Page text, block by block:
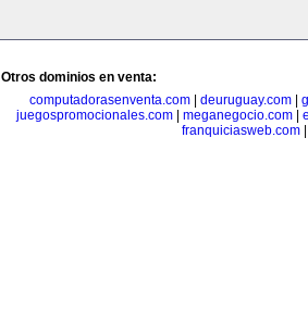
Otros dominios en venta:
computadorasenventa.com| deuruguay.com|
juegospromocionales.com
meganegocio.com
franquiciasweb.com|